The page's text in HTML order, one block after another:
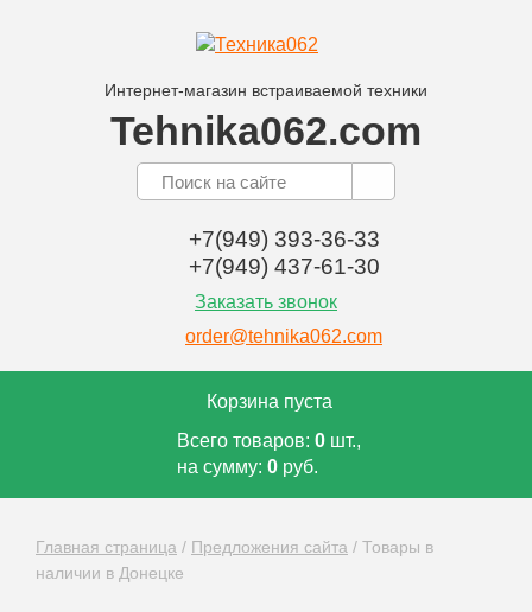
Интернет-магазин встраиваемой техники
Tehnika062.com
+7(949) 393-36-33
+7(949) 437-61-30
Заказать звонок
order@tehnika062.com
Корзина пуста
Всего товаров: 0 шт.,
на сумму: 0 руб.
Главная страница / Предложения сайта / Товары в
наличии в Донецке